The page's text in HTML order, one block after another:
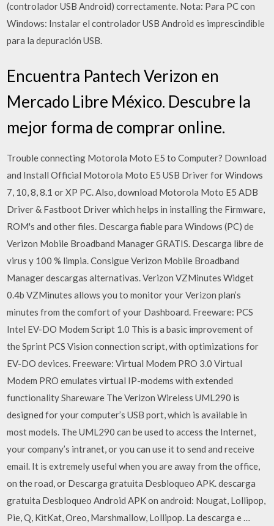
(controlador USB Android) correctamente. Nota: Para PC con
Windows: Instalar el controlador USB Android es imprescindible
para la depuración USB.
Encuentra Pantech Verizon en
Mercado Libre México. Descubre la
mejor forma de comprar online.
Trouble connecting Motorola Moto E5 to Computer? Download
and Install Official Motorola Moto E5 USB Driver for Windows
7, 10, 8, 8.1 or XP PC. Also, download Motorola Moto E5 ADB
Driver & Fastboot Driver which helps in installing the Firmware,
ROM's and other files. Descarga fiable para Windows (PC) de
Verizon Mobile Broadband Manager GRATIS. Descarga libre de
virus y 100 % limpia. Consigue Verizon Mobile Broadband
Manager descargas alternativas. Verizon VZMinutes Widget
0.4b VZMinutes allows you to monitor your Verizon plan’s
minutes from the comfort of your Dashboard. Freeware: PCS
Intel EV-DO Modem Script 1.0 This is a basic improvement of
the Sprint PCS Vision connection script, with optimizations for
EV-DO devices. Freeware: Virtual Modem PRO 3.0 Virtual
Modem PRO emulates virtual IP-modems with extended
functionality Shareware The Verizon Wireless UML290 is
designed for your computer’s USB port, which is available in
most models. The UML290 can be used to access the Internet,
your company’s intranet, or you can use it to send and receive
email. It is extremely useful when you are away from the office,
on the road, or Descarga gratuita Desbloqueo APK. descarga
gratuita Desbloqueo Android APK on android: Nougat, Lollipop,
Pie, Q, KitKat, Oreo, Marshmallow, Lollipop. La descarga e …